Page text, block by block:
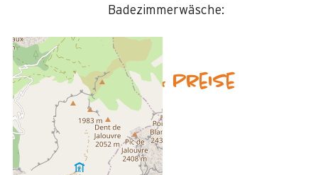
Badezimmerwäsche:
Verfügbarkeit & Preise